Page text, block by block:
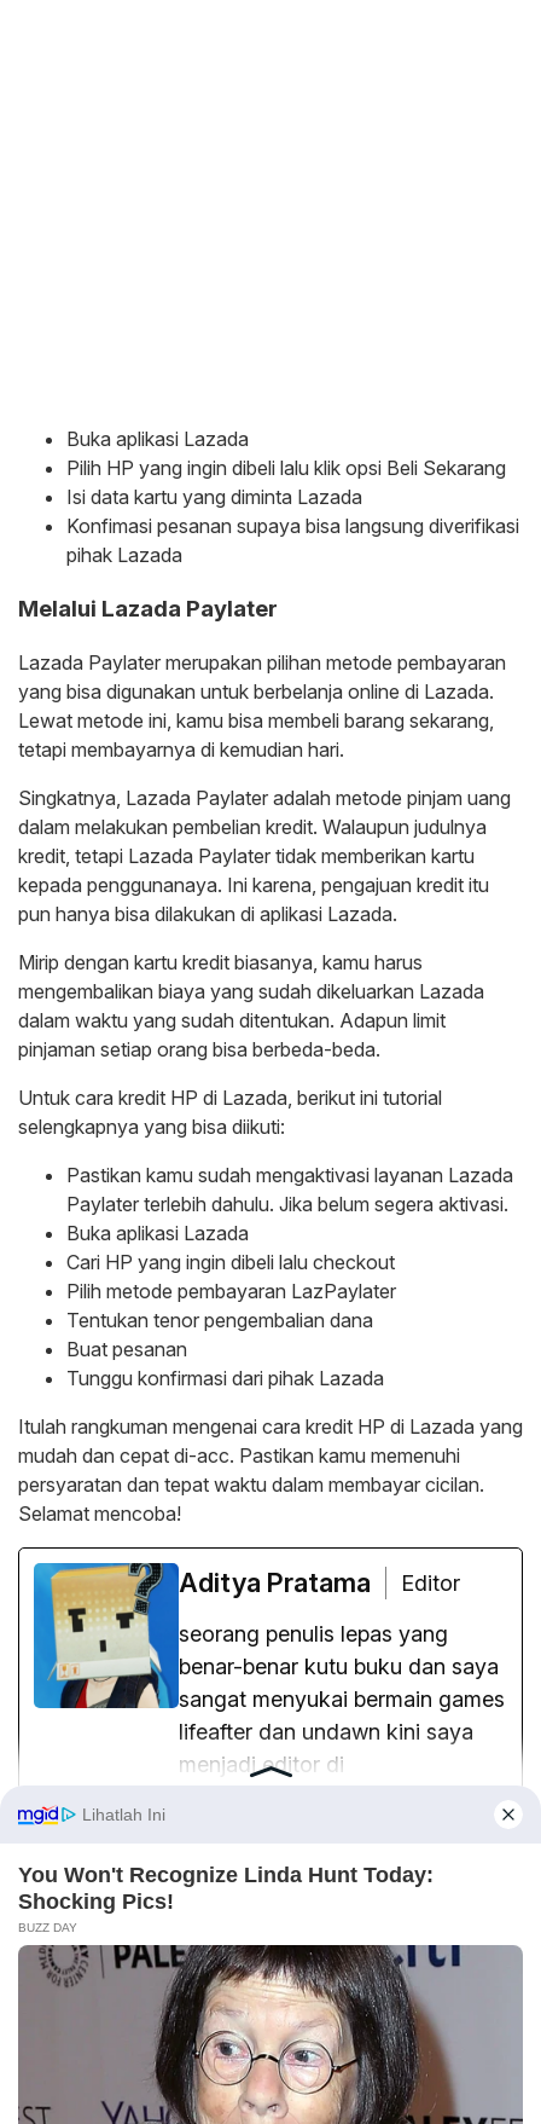
Buka aplikasi Lazada
Pilih HP yang ingin dibeli lalu klik opsi Beli Sekarang
Isi data kartu yang diminta Lazada
Konfimasi pesanan supaya bisa langsung diverifikasi
pihak Lazada
Melalui Lazada Paylater
Lazada Paylater merupakan pilihan metode pembayaran
yang bisa digunakan untuk berbelanja online di Lazada.
Lewat metode ini, kamu bisa membeli barang sekarang,
tetapi membayarnya di kemudian hari.
Singkatnya, Lazada Paylater adalah metode pinjam uang
dalam melakukan pembelian kredit. Walaupun judulnya
kredit, tetapi Lazada Paylater tidak memberikan kartu
kepada penggunanaya. Ini karena, pengajuan kredit itu
pun hanya bisa dilakukan di aplikasi Lazada.
Mirip dengan kartu kredit biasanya, kamu harus
mengembalikan biaya yang sudah dikeluarkan Lazada
dalam waktu yang sudah ditentukan. Adapun limit
pinjaman setiap orang bisa berbeda-beda.
Untuk cara kredit HP di Lazada, berikut ini tutorial
selengkapnya yang bisa diikuti:
Pastikan kamu sudah mengaktivasi layanan Lazada
Paylater terlebih dahulu. Jika belum segera aktivasi.
Buka aplikasi Lazada
Cari HP yang ingin dibeli lalu checkout
Pilih metode pembayaran LazPaylater
Tentukan tenor pengembalian dana
Buat pesanan
Tunggu konfirmasi dari pihak Lazada
Itulah rangkuman mengenai cara kredit HP di Lazada yang
mudah dan cepat di-acc. Pastikan kamu memenuhi
persyaratan dan tepat waktu dalam membayar cicilan.
Selamat mencoba!
Aditya Pratama
Editor
seorang penulis lepas yang
benar-benar kutu buku dan saya
sangat menyukai bermain games
lifeafter dan undawn kini saya
menjadi editor di
Aditya Pratama
kredit hp kredivo lazada paylater